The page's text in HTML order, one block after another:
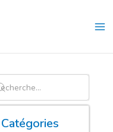
Catégories